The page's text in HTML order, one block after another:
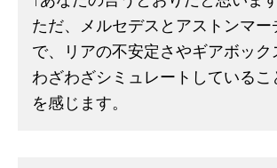
ただ、メルセデスとアストンマー
で、リアの不安定さやギアボック
わざわざシミュレートしているこ
を感じます。